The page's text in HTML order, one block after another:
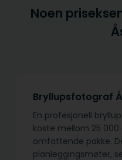
Noen
Bryllupsfotograf
En profesjonell
koste mellom 25
omfattende pakke.
planleggingsmøter,